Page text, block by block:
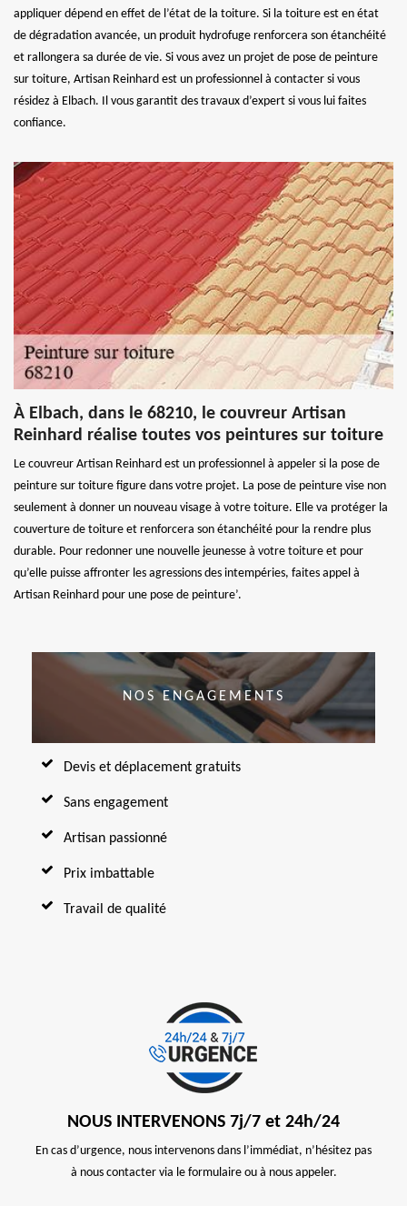
appliquer dépend en effet de l’état de la toiture. Si la toiture est en état
de dégradation avancée, un produit hydrofuge renforcera son étanchéité
et rallongera sa durée de vie. Si vous avez un projet de pose de peinture
sur toiture, Artisan Reinhard est un professionnel à contacter si vous
résidez à Elbach. Il vous garantit des travaux d’expert si vous lui faites
confiance.
À Elbach, dans le 68210, le couvreur Artisan
Reinhard réalise toutes vos peintures sur toiture
Le couvreur Artisan Reinhard est un professionnel à appeler si la pose de
peinture sur toiture figure dans votre projet. La pose de peinture vise non
seulement à donner un nouveau visage à votre toiture. Elle va protéger la
couverture de toiture et renforcera son étanchéité pour la rendre plus
durable. Pour redonner une nouvelle jeunesse à votre toiture et pour
qu’elle puisse affronter les agressions des intempéries, faites appel à
Artisan Reinhard pour une pose de peinture’.
NOS ENGAGEMENTS
Devis et déplacement gratuits
Sans engagement
Artisan passionné
Prix imbattable
Travail de qualité
NOUS INTERVENONS 7j/7 et 24h/24
En cas d’urgence, nous intervenons dans l’immédiat, n’hésitez pas
à nous contacter via le formulaire ou à nous appeler.